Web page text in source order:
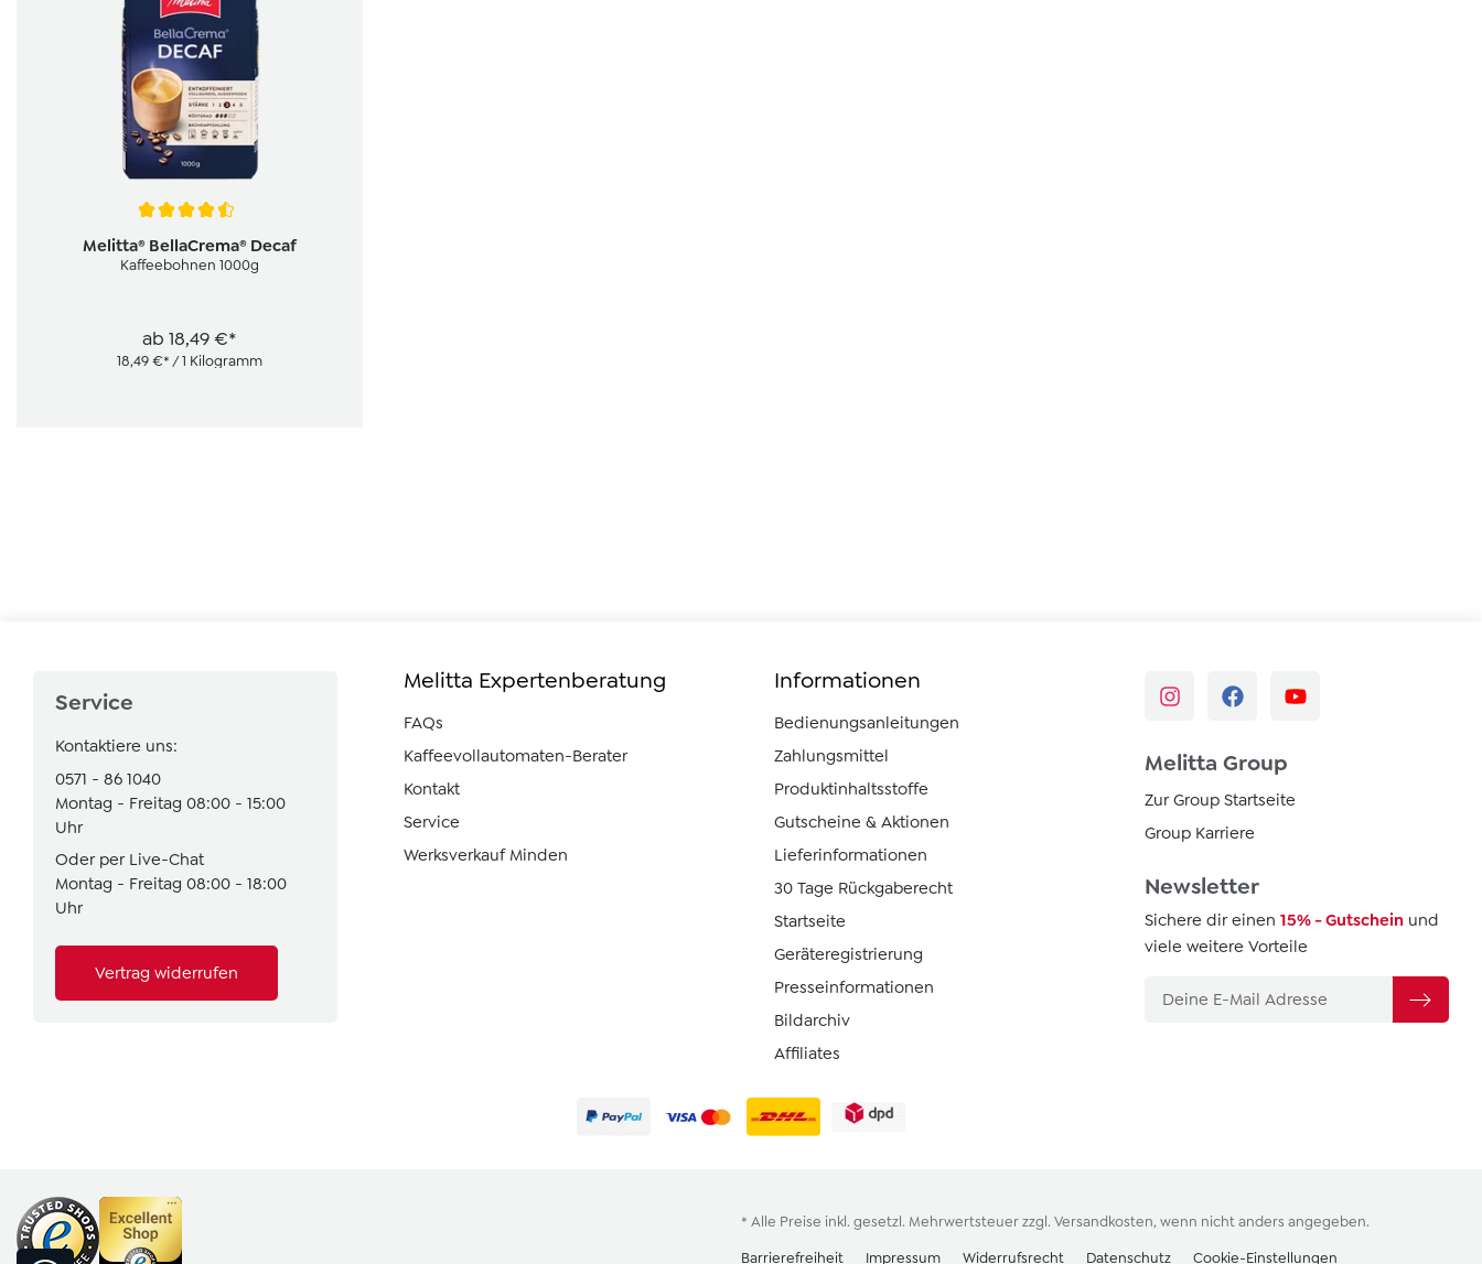
Durchschnittliche Bewertung von 4.4 von 5 Sternen
Melitta® BellaCrema® Decaf
Kaffeebohnen 1000g
ab18,49 €*
18,49 €* / 1 Kilogramm
Service
Kontaktiere uns:
0571 - 86 1040
Montag - Freitag 08:00 - 15:00
Uhr
Oder per Live-Chat
Montag - Freitag 08:00 - 18:00
Uhr
Vertrag widerrufen
Melitta Expertenberatung
FAQs
Kaffeevollautomaten-Berater
Kontakt
Service
Werksverkauf Minden
Informationen
Bedienungsanleitungen
Zahlungsmittel
Produktinhaltsstoffe
Gutscheine & Aktionen
Lieferinformationen
30 Tage Rückgaberecht
Startseite
Geräteregistrierung
Presseinformationen
Bildarchiv
Affiliates
Melitta Group
Zur Group Startseite
Group Karriere
Newsletter
Sichere dir einen 15% - Gutschein und
viele weitere Vorteile
* Alle Preise inkl. gesetzl. Mehrwertsteuer zzgl. Versandkosten, wenn nicht anders angegeben.
Barrierefreiheit
Impressum Widerrufsrecht Datenschutz Cookie-Einstellungen